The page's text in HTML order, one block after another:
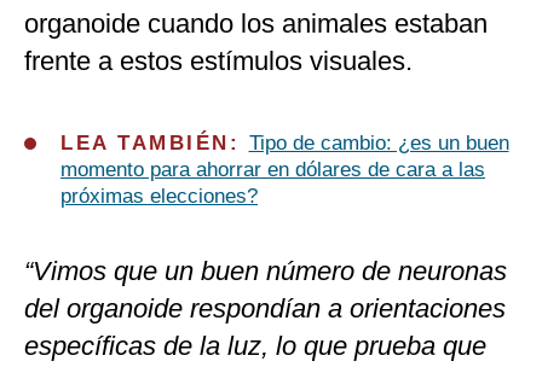
organoide cuando los animales estaban
frente a estos estímulos visuales.
LEA TAMBIÉN: Tipo de cambio: ¿es un buen
momento para ahorrar en dólares de cara a las
próximas elecciones?
“Vimos que un buen número de neuronas
del organoide respondían a orientaciones
específicas de la luz, lo que prueba que